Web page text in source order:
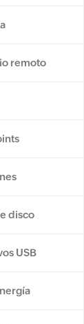
remoto
disco
USB